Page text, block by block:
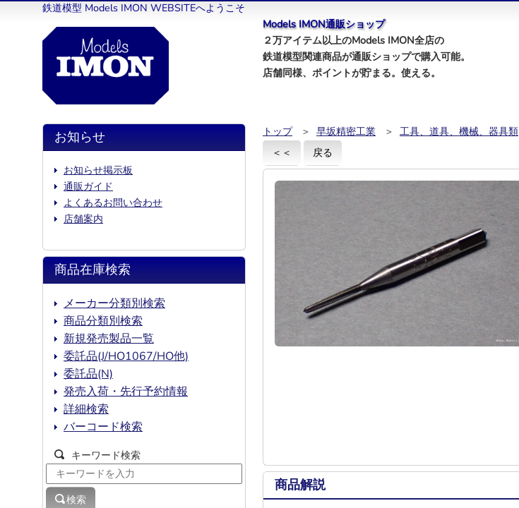
鉄道模型 Models IMON WEBSITEへようこそ
Models IMON通販ショップ
２万アイテム以上のModels IMON全店の
鉄道模型関連商品が通販ショップで購入可能。
店舗同様、ポイントが貯まる。使える。
トップ ＞ 早坂精密工業 ＞ 工具、道具、機械、器具類
＜＜
戻る
商品解説
お知らせ
お知らせ掲示板
通販ガイド
よくあるお問い合わせ
店舗案内
商品在庫検索
メーカー分類別検索
商品分類別検索
新規発売製品一覧
委託品(J/HO1067/HO他)
委託品(N)
発売入荷・先行予約情報
詳細検索
バーコード検索
キーワード検索
検索